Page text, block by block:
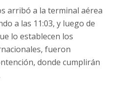
arribó a la terminal aérea
a las 11:03, y luego de
lo establecen los
fueron
donde cumplirán